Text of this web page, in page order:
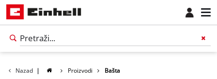
Nazad | Proizvodi Bašta